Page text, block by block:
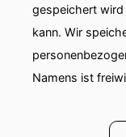
gespeichert
kann. Wir
Namens ist